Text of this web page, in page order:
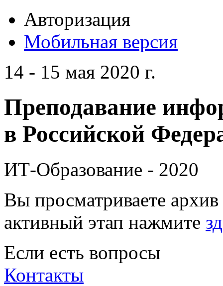
Авторизация
Мобильная версия
14 - 15 мая 2020 г.
Преподавание
в Российской
ИТ-Образование - 2020
Вы просматриваете
активный этап нажмите
Если есть вопросы
Контакты